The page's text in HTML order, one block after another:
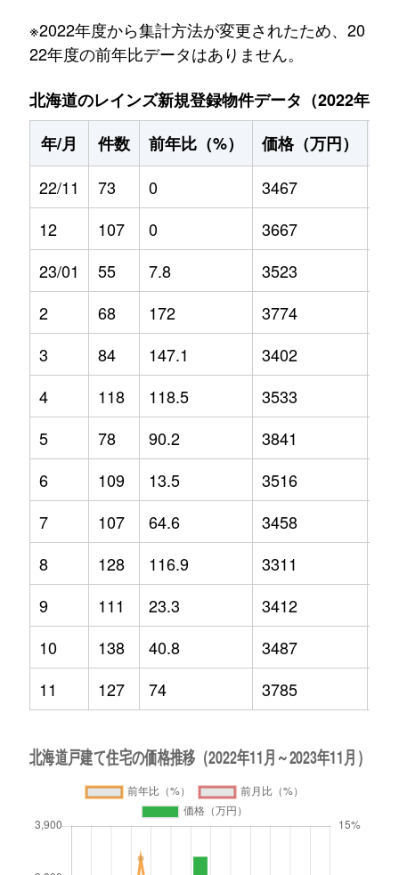
※2022年度から集計方法が変更されたため、20
22年度の前年比データはありません。
北海道のレインズ新規登録物件データ（2022年11
年/月
件数 前年比（%） 価格（万円）
22/11
73 0 3467
12
107 0 3667
23/01
55 7.8 3523
2
68 172 3774
3
84 147.1 3402
4
118 118.5 3533
5
78 90.2 3841
6
109 13.5 3516
7
107 64.6 3458
8
128 116.9 3311
9
111 23.3 3412
10
138 40.8 3487
11
127 74 3785